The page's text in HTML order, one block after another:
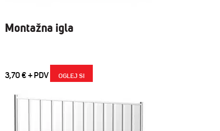
Montažna igla
3,70 € OGLEJ SI